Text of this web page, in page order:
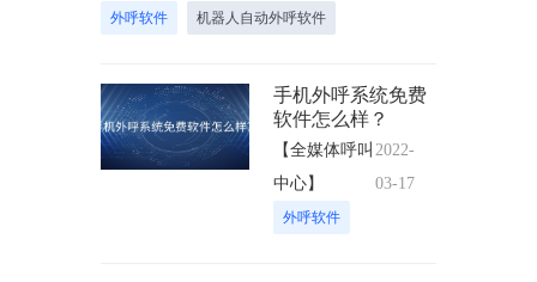
外呼软件 机器人自动外呼软件
手机外呼系统免费
软件怎么样？
【全媒体呼叫
中心】
2022-
03-17
外呼软件